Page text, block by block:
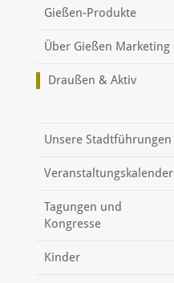
Gießen-Produkte
Über Gießen Marketing
Draußen & Aktiv
Unsere Stadtführungen
Veranstaltungskalender
Tagungen und
Kongresse
Kinder